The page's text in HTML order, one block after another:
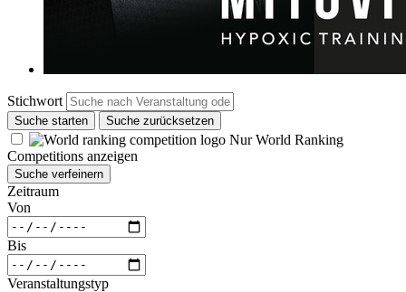
Stichwort
Suche starten Suche zurücksetzen
Nur World Ranking
Competitions anzeigen
Suche verfeinern
Zeitraum
Von
Bis
Veranstaltungstyp